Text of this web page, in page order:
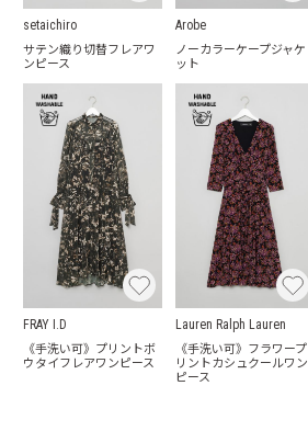
setaichiro
サテン織り切替フレアワ
ンピース
Arobe
ノーカラーケープジャケ
ット
FRAY I.D
《手洗い可》プリントボ
ウタイフレアワンピース
Lauren Ralph Lauren
《手洗い可》フラワープ
リントカシュクールワン
ピース